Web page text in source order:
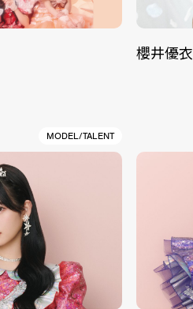
櫻井優衣
MODEL/TALENT